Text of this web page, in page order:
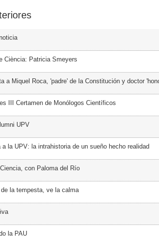
Ciència: Patricia Smeyers
a Miquel Roca, 'padre' de la Constitución y doctor
III Certamen de Monólogos Científicos
UPV
a la UPV: la intrahistoria de un sueño hecho realidad
con Paloma del Río
la tempesta, ve la calma
la PAU